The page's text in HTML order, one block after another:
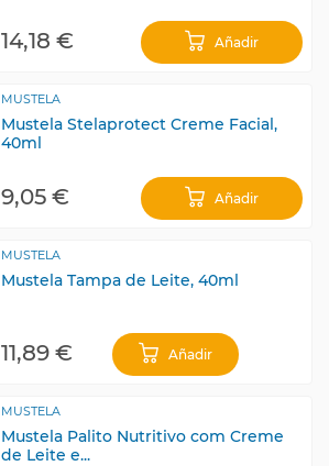
14,18 € Añadir
MUSTELA
Mustela Stelaprotect Creme Facial,
40ml
9,05 € Añadir
MUSTELA
Mustela Tampa de Leite, 40ml
11,89 € Añadir
MUSTELA
Mustela Palito Nutritivo com Creme
de Leite e...